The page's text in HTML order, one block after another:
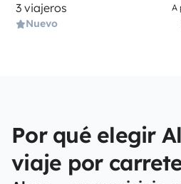
3 viajeros
Nuevo
A
Por qué elegir
viaje por